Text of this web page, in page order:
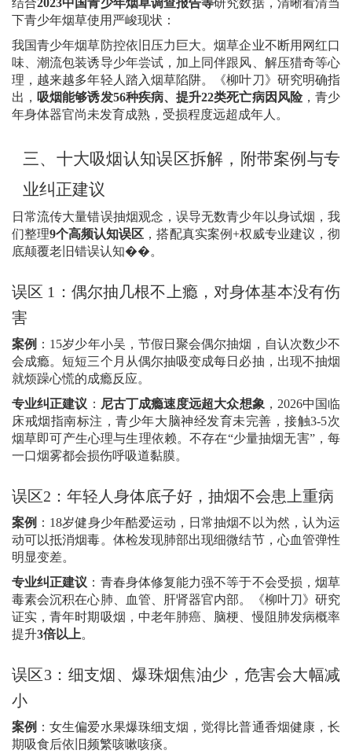
结合2023中国青少年烟草调查报告等研究数据，清晰看清当
下青少年烟草使用严峻现状：
我国青少年烟草防控依旧压力巨大。烟草企业不断用网红口
味、潮流包装诱导少年尝试，加上同伴跟风、解压猎奇等心
理，越来越多年轻人踏入烟草陷阱。《柳叶刀》研究明确指
出， 吸烟能够诱发56种疾病、提升22类死亡病因风险，青少
年身体器官尚未发育成熟，受损程度远超成年人。
三、 十大吸烟认知误区拆解，附带案例与专
业纠正建议
日常流传大量错误抽烟观念，误导无数青少年以身试烟，我
们整理9个高频认知误区 ，搭配真实案例+权威专业建议，彻
底颠覆老旧错误认知��。
误区 1 ：偶尔抽几根不上瘾，对身体基本没有伤
害
案例 ： 15岁少年小吴，节假日聚会偶尔抽烟，自认次数少不
会成瘾。短短三个月从偶尔抽吸变成每日必抽，出现不抽烟
就烦躁心慌的成瘾反应。
专业纠正建议 ： 尼古丁成瘾速度远超大众想象 ， 2026中国临
床戒烟指南标注，青少年大脑神经发育未完善，接触3-5次
烟草即可产生心理与生理依赖。不存在“少量抽烟无害”，每
一口烟雾都会损伤呼吸道黏膜。
误区2 ：年轻人身体底子好，抽烟不会患上重病
案例 ： 18岁健身少年酷爱运动，日常抽烟不以为然，认为运
动可以抵消烟毒。体检发现肺部出现细微结节，心血管弹性
明显变差。
专业纠正建议 ：青春身体修复能力强不等于不会受损，烟草
毒素会沉积在心肺、血管、肝肾器官内部。《柳叶刀》研究
证实，青年时期吸烟，中老年肺癌、脑梗、慢阻肺发病概率
提升3倍以上。
误区3：细支烟、爆珠烟焦油少，危害会大幅减
小
案例 ：女生偏爱水果爆珠细支烟，觉得比普通香烟健康，长
期吸食后依旧频繁咳嗽咳痰。